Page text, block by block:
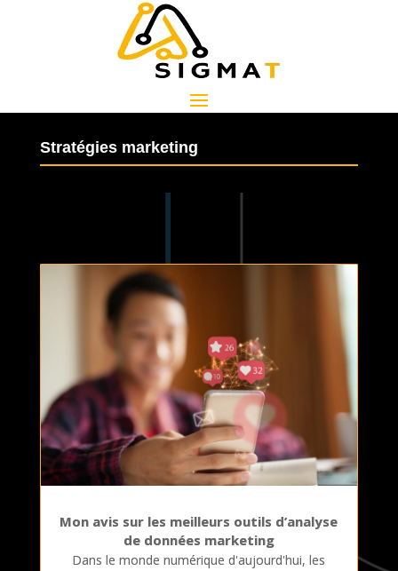
Stratégies marketing
Mon avis sur les meilleurs outils d’analyse
de données marketing
Dans le monde numérique d'aujourd'hui, les